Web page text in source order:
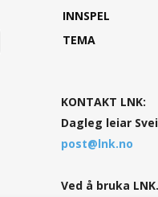
INNSPEL
TEMA
KONTAKT LNK:
Dagleg leiar
post@lnk.no
Ved å bruka